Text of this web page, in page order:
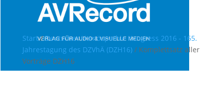
Start/Deutscher Homöopathie Kongress 2016 - 165.
Jahrestagung des DZVhÄ (DZH16)/ Komplettsatz aller
Vorträge DZH16